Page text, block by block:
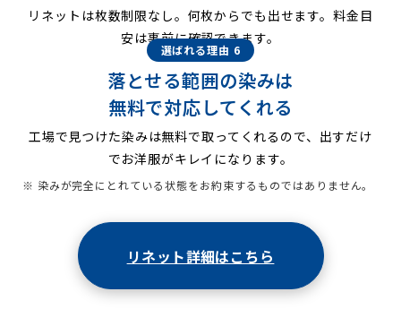
リネットは枚数制限なし。何枚からでも出せます。料金目
安は事前に確認できます。
選ばれる理由 6
落とせる範囲の染みは
無料で対応してくれる
工場で見つけた染みは無料で取ってくれるので、出すだけ
でお洋服がキレイになります。
※ 染みが完全にとれている状態をお約束するものではありません。
リネット詳細はこちら